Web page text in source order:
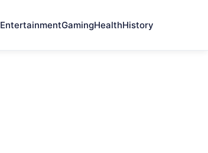
EntertainmentGamingHealthHistory